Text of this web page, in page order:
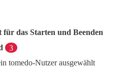
für das Starten und Beenden
3
tomedo-Nutzer ausgewählt